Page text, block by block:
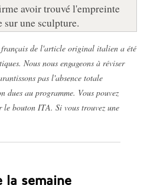
avoir trouvé l'empreinte
une sculpture.
de l'article original italien a été
Nous nous engageons à réviser
pas l'absence totale
dues au programme. Vous pouvez
bouton ITA. Si vous trouvez une
la semaine